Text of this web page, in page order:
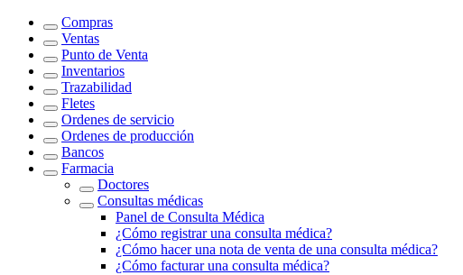
Compras
Ventas
Punto de Venta
Inventarios
Trazabilidad
Fletes
Ordenes de servicio
Ordenes de producción
Bancos
Farmacia
Doctores
Consultas médicas
Panel de Consulta Médica
¿Cómo registrar una consulta médica?
¿Cómo hacer una nota de venta de una consulta médica?
¿Cómo facturar una consulta médica?